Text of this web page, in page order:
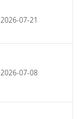
2026-07-21
2026-07-08